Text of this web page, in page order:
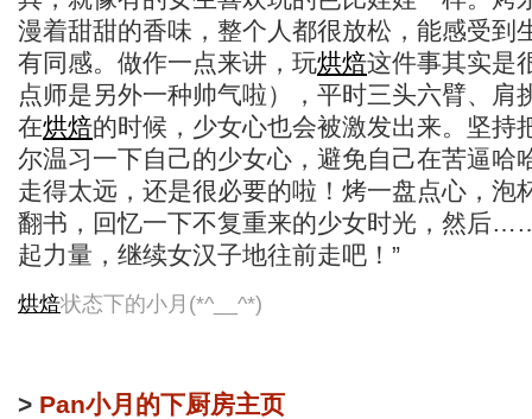
漫着甜甜的香味，整个人都很放松，能感受到
有同感。做作一点来讲，玩烘焙这件事其实是
点师是另外一种帅气啦），平时三头六臂、肩
在烘焙的时候，少女心也会被激发出来。坚持
尔温习一下自己的少女心，避免自己在苦逼哈
走得太远，还是很必要的啦！烤一盘点心，泡
翻书，回忆一下不复重来的少女时光，然后
起力量，继续女汉子地往前走吧！”
烘焙状态下的小月(*^__^*)
> Pan小月的下厨房主页